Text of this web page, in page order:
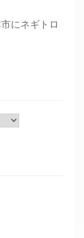
にネギトロ